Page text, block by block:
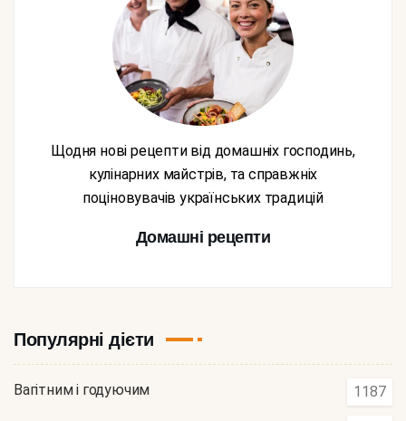
Щодня нові рецепти від домашніх господинь,
кулінарних майстрів, та справжніх
поціновувачів українських традицій
Домашні рецепти
Популярні дієти
Вагітним і годуючим 1187